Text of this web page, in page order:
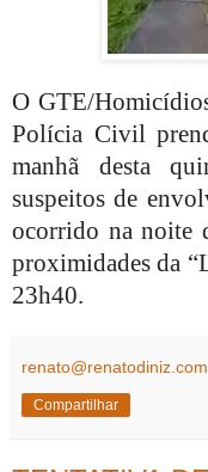
O GTE/
Polícia Civil
manhã desta
suspeitos de
ocorrido na noite
proximidades da
23h40.
renato@renatodiniz.com
Compartilhar